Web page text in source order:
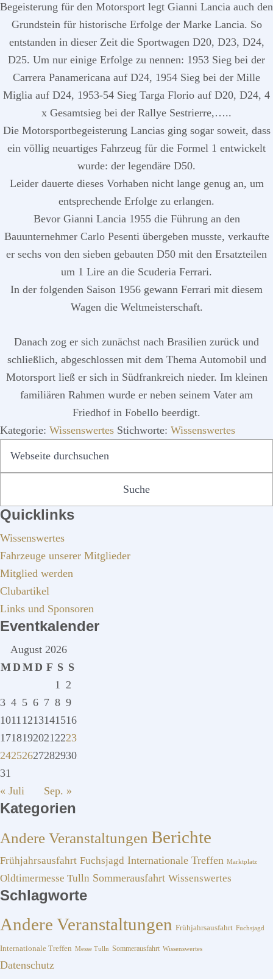
Begeisterung für den Motorsport legt Gianni Lancia auch den
Grundstein für historische Erfolge der Marke Lancia. So
entstanden in dieser Zeit die Sportwagen D20, D23, D24,
D25. Um nur einige Erfolge zu nennen: 1953 Sieg bei der
Carrera Panamericana auf D24, 1954 Sieg bei der Mille
Miglia auf D24, 1953-54 Sieg Targa Florio auf D20, D24, 4
x Gesamtsieg bei der Rallye Sestrierre,…..
Die Motorsportbegeisterung Lancias ging sogar soweit, dass
ein völlig neuartiges Fahrzeug für die Formel 1 entwickelt
wurde: der legendäre D50.
Leider dauerte dieses Vorhaben nicht lange genug an, um
entsprechende Erfolge zu erlangen.
Bevor Gianni Lancia 1955 die Führung an den
Bauunternehmer Carlo Pesenti übergeben musste, verkaufte
er sechs von den sieben gebauten D50 mit den Ersatzteilen
um 1 Lire an die Scuderia Ferrari.
In der folgenden Saison 1956 gewann Ferrari mit diesem
Wagen die Weltmeisterschaft.
Danach zog er sich zunächst nach Brasilien zurück und
schließlich, abgeschlossen mit dem Thema Automobil und
Motorsport ließ er sich in Südfrankreich nieder. Im kleinen
familiären Rahmen wurde er neben seinem Vater am
Friedhof in Fobello beerdigt.
Kategorie: Wissenswertes Stichworte: Wissenswertes
SEITENSPALTE
Quicklinks
Wissenswertes
Fahrzeuge unserer Mitglieder
Mitglied werden
Clubartikel
Links und Sponsoren
Eventkalender
August 2026
MD MD F S S
1 2
3 4 5 6 7 8 9
10111213141516
17181920212223
24252627282930
31
« Juli
Sep. »
Kategorien
Andere Veranstaltungen Berichte
Frühjahrsausfahrt Fuchsjagd Internationale Treffen Marktplatz
Oldtimermesse Tulln Sommerausfahrt Wissenswertes
Schlagworte
Andere Veranstaltungen Frühjahrsausfahrt Fuchsjagd
Internationale Treffen Messe Tulln Sommerausfahrt Wissenswertes
Datenschutz